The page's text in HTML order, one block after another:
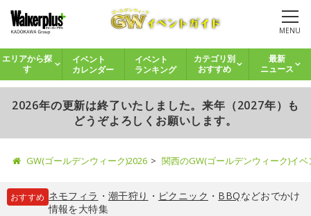
MENU
エリアから探
す
イベント
カレンダー
イベント
ランキング
カテゴリ別
おすすめ
最新
ニュース
2026年の更新は終了いたしました。来年（2027年）も
どうぞよろしくお願いします。
GW(ゴールデンウィーク)2026 関西のGW(ゴールデンウィーク)イ
おすすめ ネモフィラ ・ 潮干狩り ・ ピクニック ・ BBQなどおでかけ
情報を大特集